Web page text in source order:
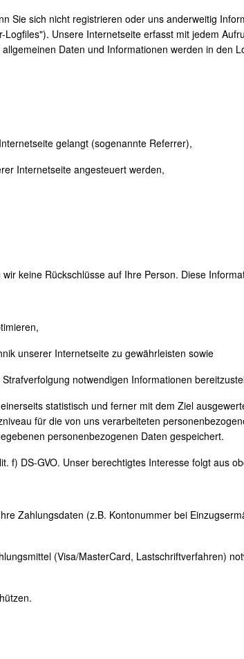
Sie sich nicht registrieren oder uns anderweitig
Unsere Internetseite erfasst mit jedem
Daten und Informationen werden in den
gelangt (sogenannte Referrer),
Internetseite angesteuert werden,
keine Rückschlüsse auf Ihre Person. Diese
unserer Internetseite zu gewährleisten sowie
notwendigen Informationen
statistisch und ferner mit dem Ziel
für die von uns verarbeiteten
personenbezogenen Daten gespeichert.
f) DS-GVO. Unser berechtigtes Interesse folgt aus
Zahlungsdaten (z.B. Kontonummer bei
(Visa/MasterCard, Lastschriftverfahren)